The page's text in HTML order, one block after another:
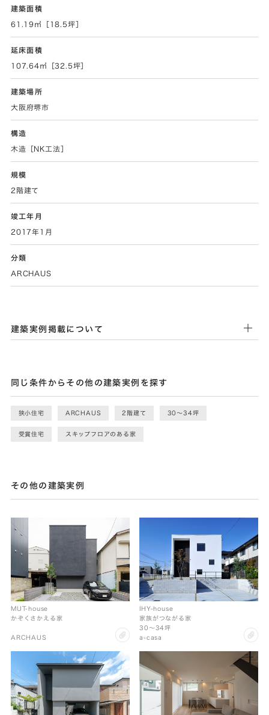
建築面積
61.19㎡［18.5坪］
延床面積
107.64㎡［32.5坪］
建築場所
大阪府堺市
構造
木造［NK工法］
規模
2階建て
竣工年月
2017年1月
分類
ARCHAUS
建築実例掲載について
同じ条件からその他の建築実例を探す
狭小住宅 ARCHAUS 2階建て 30〜34坪
受賞住宅 スキップフロアのある家
その他の建築実例
MUT-house
かぞくさかえる家
ARCHAUS
IHY-house
家族がつながる家
30〜34坪
a-casa